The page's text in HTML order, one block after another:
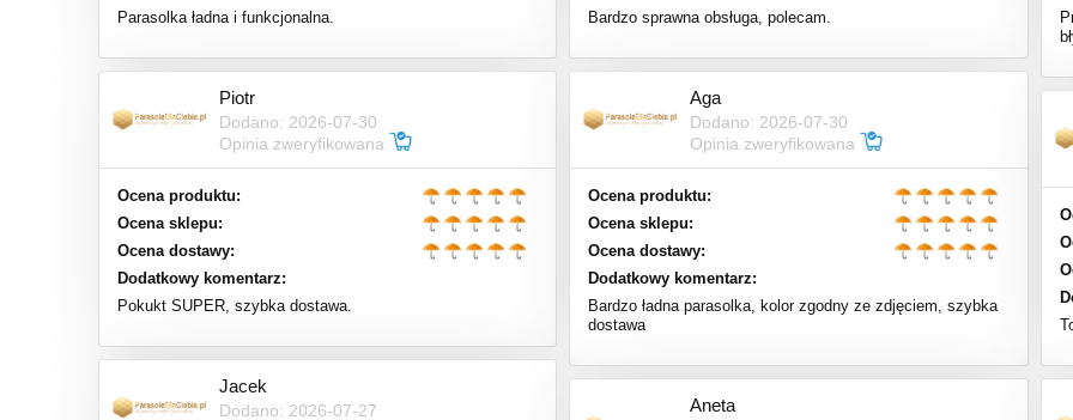
Parasolka ładna i funkcjonalna.
Bardzo sprawna obsługa, polecam.
Piotr
Dodano: 2026-07-30
Opinia zweryfikowana
Ocena produktu:
Ocena sklepu:
Ocena dostawy:
Dodatkowy komentarz:
Pokukt SUPER, szybka dostawa.
Aga
Dodano: 2026-07-30
Opinia zweryfikowana
Ocena produktu:
Ocena sklepu:
Ocena dostawy:
Dodatkowy komentarz:
Bardzo ładna parasolka, kolor zgodny ze zdjęciem, szybka
dostawa
Jacek
Dodano: 2026-07-27 Aneta